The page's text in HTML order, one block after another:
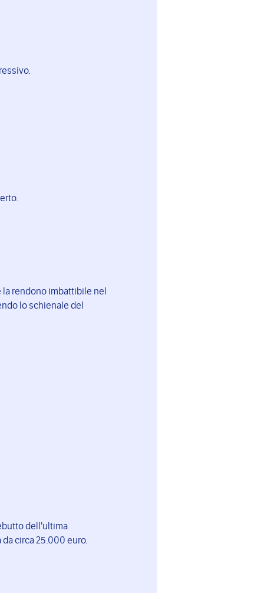
la rendono imbattibile nel
lo schienale del
dell'ultima
circa 25.000 euro.